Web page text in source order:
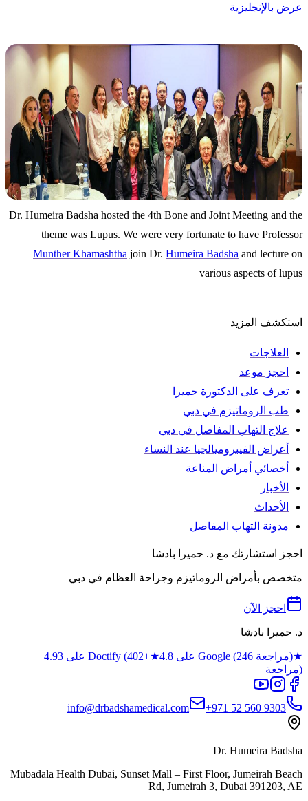
عرض بالإنجليزية
Dr. Humeira Badsha hosted the 4th Bone and Joint Meeting and the
theme was Lupus. We were very fortunate to have Professor
Munther Khamashtha join Dr. Humeira Badsha and lecture on
various aspects of lupus
استكشف المزيد
العلاجات
احجز موعد
تعرف على الدكتورة حميرا
طب الروماتيزم في دبي
علاج التهاب المفاصل في دبي
أعراض الفيبروميالجيا عند النساء
أخصائي أمراض المناعة
الأخبار
الأحداث
مدونة التهاب المفاصل
احجز استشارتك مع د. حميرا بادشا
متخصص بأمراض الروماتيزم وجراحة العظام في دبي
احجز الآن
د. حميرا بادشا
★4.8 على Google (246 مراجعة) ★
4.93 على Doctify (402+
مراجعة)
+971 52 560 9303
info@drbadshamedical.com
Dr. Humeira Badsha
Mubadala Health Dubai, Sunset Mall – First Floor, Jumeirah Beach
Rd, Jumeirah 3, Dubai 391203, AE